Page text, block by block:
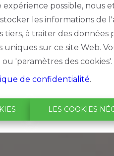
possible, nous
les informations de
tiers, à traiter des
uniques sur ce site Web.
'paramètres des cookies'.
de confidentialité.
LES COOKIES